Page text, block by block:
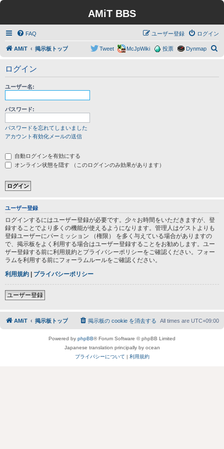
AMiT BBS
FAQ ログイン
ユーザー登録
AMiT 掲示板トップ Dynmap
投票
McJpWiki
Tweet
ログイン
ユーザー名:
パスワード:
パスワードを忘れてしまいました
アカウント有効化メールの送信
自動ログインを有効にする
オンライン状態を隠す （このログインのみ効果があります）
ユーザー登録
ログインするにはユーザー登録が必要です。少々お時間をいただきますが、登
録することでより多くの機能が使えるようになります。管理人はゲストよりも
登録ユーザーにパーミッション （権限） を多く与えている場合がありますの
で、掲示板をよく利用する場合はユーザー登録することをお勧めします。ユー
ザー登録する前に利用規約とプライバシーポリシーをご確認ください。フォー
ラムを利用する前にフォーラムルールをご確認ください。
利用規約 | プライバシーポリシー
ユーザー登録
AMiT 掲示板トップ All times are UTC+09:00
掲示板の cookie を消去する
Powered by phpBB® Forum Software © phpBB Limited
Japanese translation principally by ocean
プライバシーについて | 利用規約